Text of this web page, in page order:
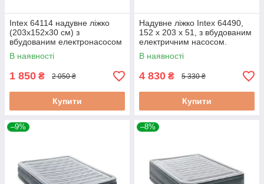
Intex 64114 надувне ліжко
(203х152х30 см) з
вбудованим електронасосом
USB
В наявності
1 850 ₴ 2 050 ₴
Купити
Надувне ліжко Intex 64490,
152 х 203 х 51, з вбудованим
електричним насосом.
В наявності
4 830 ₴ 5 330 ₴
Купити
–9% –8%